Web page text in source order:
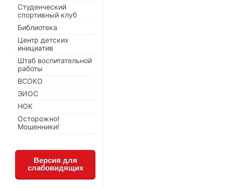
Студенческий
спортивный клуб
Библиотека
Центр детских
инициатив
Штаб воспитательной
работы
ВСОКО
ЭИОС
НОК
Осторожно!
Мошенники!
Версия для
слабовидящих